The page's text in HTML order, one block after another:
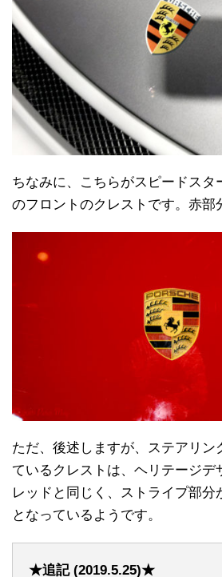
ちなみに、こちらがスピードスタ
のフロントのクレストです。赤部
ただ、後述しますが、ステアリン
ているクレストは、ヘリテージデ
レッドと同じく、ストライプ部分
となっているようです。
★追記 (2019.5.25)★